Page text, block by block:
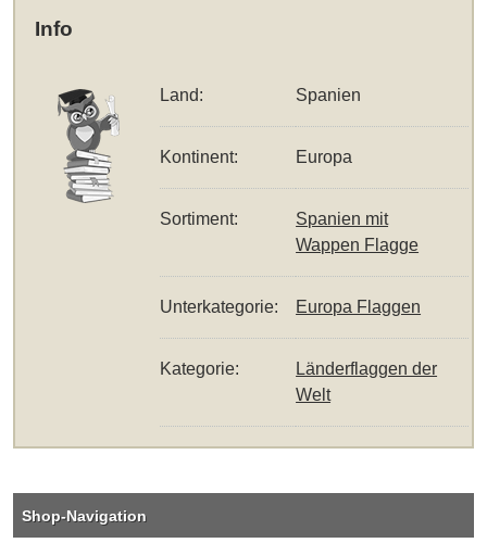
Info
Land: Spanien
Kontinent: Europa
Sortiment:
Spanien mit
Wappen Flagge
Unterkategorie: Europa Flaggen
Kategorie:
Länderflaggen der
Welt
Shop-Navigation